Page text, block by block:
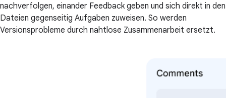
nachverfolgen, einander Feedback geben und sich direkt in den
Dateien gegenseitig Aufgaben zuweisen. So werden
Versionsprobleme durch nahtlose Zusammenarbeit ersetzt.